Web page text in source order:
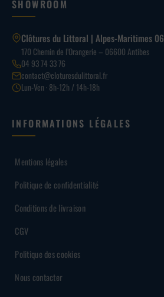
SHOWROOM
Clôtures du Littoral | Alpes-Maritimes 06
170 Chemin de l’Orangerie – 06600 Antibes
04 93 74 33 76
contact@cloturesdulittoral.fr
Lun-Ven · 8h-12h / 14h-18h
INFORMATIONS LÉGALES
Mentions légales
Politique de confidentialité
Conditions de livraison
CGV
Politique des cookies
Nous contacter